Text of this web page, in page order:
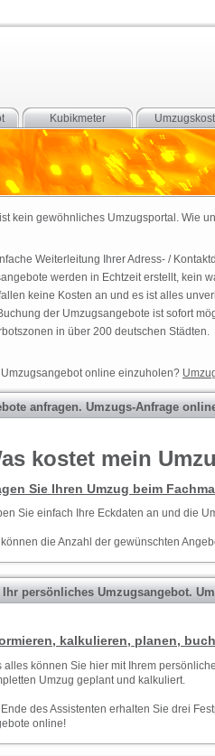
Kubikmeter
ist kein gewöhnliches Umzugsportal . Wie
Weiterleitung Ihrer Adress- /
werden in Echtzeit erstellt, kein
keine Kosten an und es ist alles
der Umzugsangebote ist sofort
in über 200 deutschen Städten.
Umzugsangebotonline einzuholen?
anfragen. Umzugs-Anfrage
kostet mein
Sie Ihren Umzug beim
Sie einfach Ihre Eckdaten an und die
die Anzahl der gewünschten
persönliches Umzugsangebot.
kalkulieren, planen,
alles können Sie hier mit Ihrem
Umzug geplant und kalkuliert.
des Assistenten erhalten Sie drei
online!